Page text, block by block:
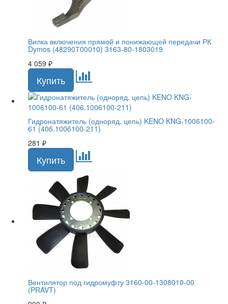
Вилка включения прямой и понижающей передачи РК
Dymos (48290Т00010) 3163-80-1803019
4 059 ₽
Гидронатяжитель (одноряд. цепь) KENO KNG-1006100-
61 (406.1006100-211)
281 ₽
Вентилятор под гидромуфту 3160-00-1308010-00
(PRAVT)